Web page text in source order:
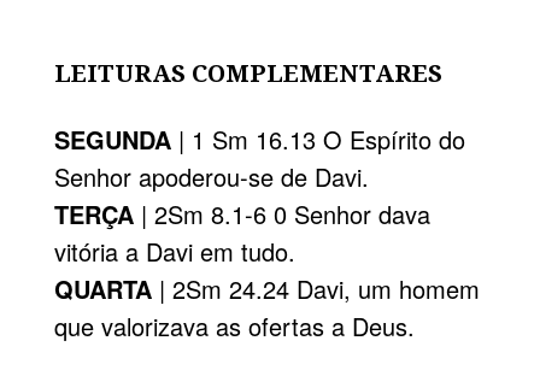
LEITURAS COMPLEMENTARES
SEGUNDA | 1 Sm 16.13 O Espírito do
Senhor apoderou-se de Davi.
TERÇA | 2Sm 8.1-6 0 Senhor dava
vitória a Davi em tudo.
QUARTA | 2Sm 24.24 Davi, um homem
que valorizava as ofertas a Deus.